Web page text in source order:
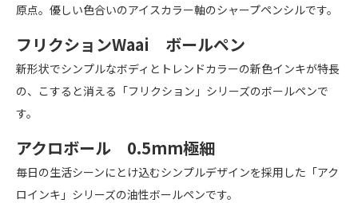
原点。優しい色合いのアイスカラー軸のシャープペンシルです。
フリクションWaai ボールペン
新形状でシンプルなボディとトレンドカラーの新色インキが特長
の、こすると消える「フリクション」シリーズのボールペンで
す。
アクロボール 0.5mm極細
毎日の生活シーンにとけ込むシンプルデザインを採用した「アク
ロインキ」シリーズの油性ボールペンです。